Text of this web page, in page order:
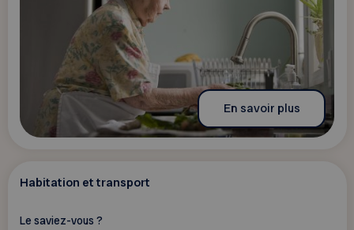
En savoir plus
Habitation et transport
Le saviez-vous ?